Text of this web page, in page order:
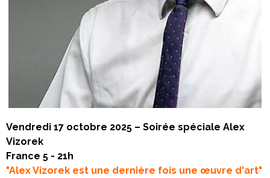
Vendredi 17 octobre 2025 – Soirée spéciale Alex
Vizorek
France 5 - 21h
"Alex Vizorek est une dernière fois une œuvre d'art"